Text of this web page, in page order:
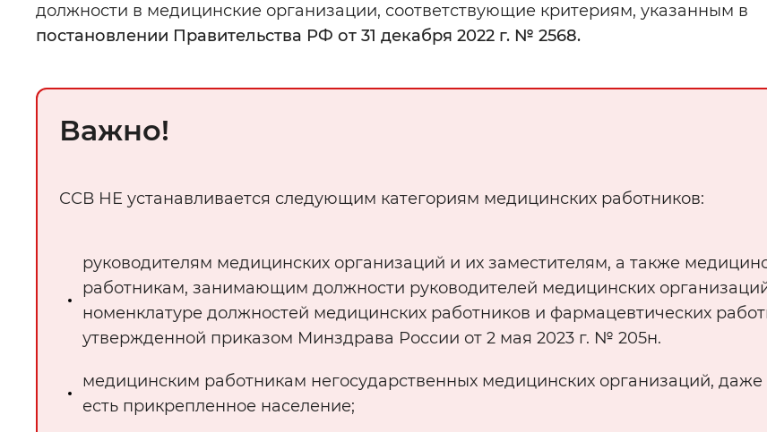
Вернуть стандартные настройки
должности в медицинские организации, соответствующие критериям, указанным в
постановлении Правительства РФ от 31 декабря 2022 г. № 2568.
Важно!
ССВ НЕ устанавливается следующим категориям медицинских работников:
руководителям медицинских организаций и их заместителям, а также
работникам, занимающим должности руководителей медицинских
номенклатуре должностей медицинских работников и фармацевтических
утвержденной приказом Минздрава России от 2 мая 2023 г. № 205н.
медицинским работникам негосударственных медицинских организаций, даже
есть прикрепленное население;